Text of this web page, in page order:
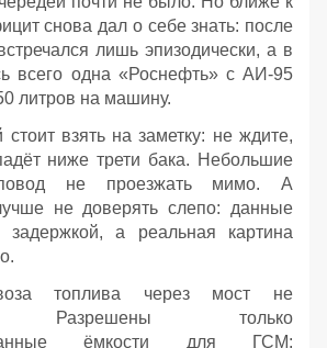
снова дал о себе знать: после
лишь эпизодически, а в
всего одна «Роснефть» с АИ‑95
литров на машину.
взять на заметку: не ждите,
ниже трети бака. Небольшие
не проезжать мимо. А
не доверять слепо: данные
задержкой, а реальная картина
топлива через мост не
Разрешены только
ёмкости для ГСМ: